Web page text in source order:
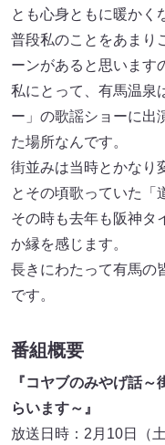
とも心身ともに暖かく
普段私のことをあまり
ーンがあると思います
私にとって、有馬温泉
ー」の歌謡ショーに出
た場所なんです。
街並みは当時とかなり
とその頃歌っていた「
その時も去年も阪神タ
か縁を感じます。
長きにわたって有馬の
です。
番組概要
『コヤブのみやげ話
らいます～』
放送日時：2月10日（